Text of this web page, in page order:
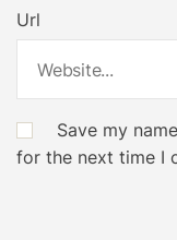
Url
Save my
for the next time I